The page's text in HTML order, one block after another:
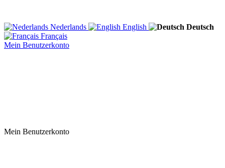
Nederlands English
Deutsch
Français
Mein Benutzerkonto
Mein Benutzerkonto